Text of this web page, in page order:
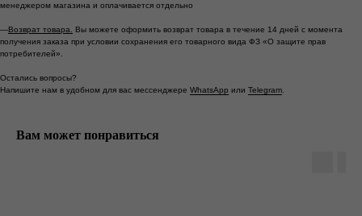
менеджером магазина и оплачивается отдельно
—Возврат товара. Вы можете оформить возврат товара в течение 14 дней с момента
получения заказа при условии сохранения его товарного вида ФЗ «О защите прав
потребителей».
Остались вопросы?
Напишите нам в удобном для вас мессенджере WhatsApp или Telegram.
Вам может понравиться
Метро Третьяковская/Новокузнецкая